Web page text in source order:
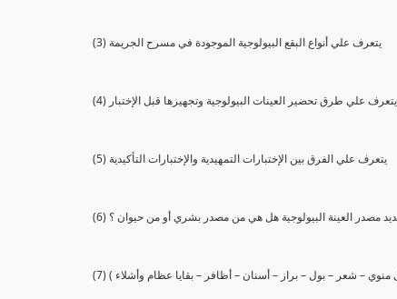
(3) يتعرف علي أنواع البقع البيولوجية الموجودة في مسرح الجريمة
(4) يتعرف علي طرق تحضير العينات البيولوجية وتجهيزها قبل الإختبار
(5) يتعرف علي الفرق بين الإختبارات التمهيدية والإختبارات التأكيدية
مصدر العينة البيولوجية هل هي من مصدر بشري أو من حيوان ؟
منوي – شعر – بول – براز – أسنان – أظافر – بقايا عظام وأشلاء )